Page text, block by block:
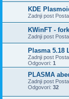
KDE
Zadnji post
KWinFT -
Zadnji post
Plasma 5.18
Zadnji post
Odgovori: 1
PLASMA
Zadnji post
Odgovori: 32